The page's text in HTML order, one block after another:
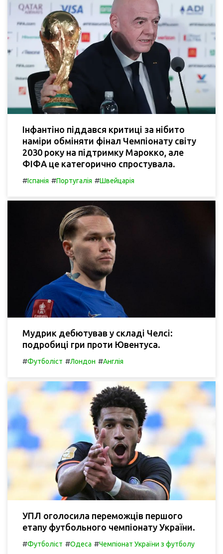
Інфантіно піддався критиці за нібито
наміри обміняти фінал Чемпіонату світу
2030 року на підтримку Марокко, але
ФІФА це категорично спростувала.
#Іспанія #Португалія #Швейцарія
Мудрик дебютував у складі Челсі:
подробиці гри проти Ювентуса.
#Футболіст #Лондон #Англія
УПЛ оголосила переможців першого
етапу футбольного чемпіонату України.
#Футболіст #Одеса #Чемпіонат України з футболу